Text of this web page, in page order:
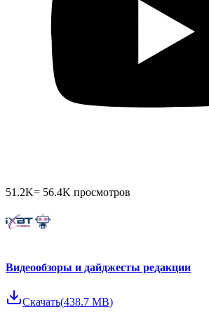
51.2K= 56.4K просмотров
Видеообзоры и дайджесты редакции
Скачать(438.7 MB)